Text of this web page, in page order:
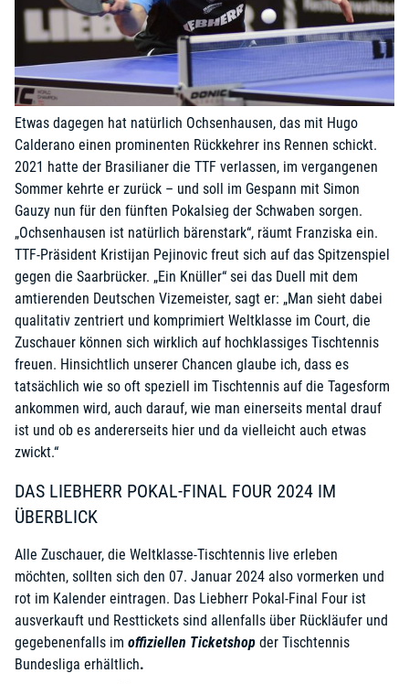
Etwas dagegen hat natürlich Ochsenhausen, das mit Hugo
Calderano einen prominenten Rückkehrer ins Rennen schickt.
2021 hatte der Brasilianer die TTF verlassen, im vergangenen
Sommer kehrte er zurück – und soll im Gespann mit Simon
Gauzy nun für den fünften Pokalsieg der Schwaben sorgen.
„Ochsenhausen ist natürlich bärenstark“, räumt Franziska ein.
TTF-Präsident Kristijan Pejinovic freut sich auf das Spitzenspiel
gegen die Saarbrücker. „Ein Knüller“ sei das Duell mit dem
amtierenden Deutschen Vizemeister, sagt er: „Man sieht dabei
qualitativ zentriert und komprimiert Weltklasse im Court, die
Zuschauer können sich wirklich auf hochklassiges Tischtennis
freuen. Hinsichtlich unserer Chancen glaube ich, dass es
tatsächlich wie so oft speziell im Tischtennis auf die Tagesform
ankommen wird, auch darauf, wie man einerseits mental drauf
ist und ob es andererseits hier und da vielleicht auch etwas
zwickt.“
DAS LIEBHERR POKAL-FINAL FOUR 2024 IM
ÜBERBLICK
Alle Zuschauer, die Weltklasse-Tischtennis live erleben
möchten, sollten sich den 07. Januar 2024 also vormerken und
rot im Kalender eintragen. Das Liebherr Pokal-Final Four ist
ausverkauft und Resttickets sind allenfalls über Rückläufer und
gegebenenfalls im offiziellen Ticketshop der Tischtennis
Bundesliga erhältlich.